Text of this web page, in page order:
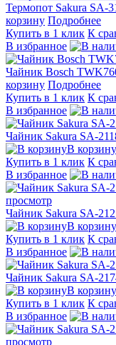
Термопот Sakura SA-
корзину Подробнее
Купить в 1 клик К
В избранное
Чайник Bosch
корзину Подробнее
Купить в 1 клик К
В избранное
Чайник Sakura SA-
В корзину
Купить в 1 клик К
В избранное
просмотр
Чайник Sakura SA-
В корзину
Купить в 1 клик К
В избранное
Чайник Sakura SA-
В корзину
Купить в 1 клик К
В избранное
просмотр